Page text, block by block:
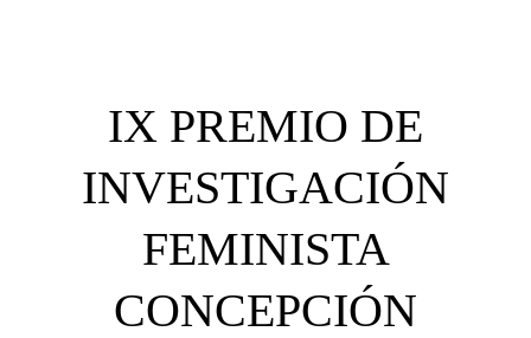
IX PREMIO DE
INVESTIGACIÓN
FEMINISTA
CONCEPCIÓN